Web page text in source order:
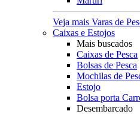
Veja mais Varas de
Caixas e Estojos
Mais buscados
Caixas de Pesca
Bolsas de Pesca
Mochilas de
Estojo
Bolsa porta
Desembarcado